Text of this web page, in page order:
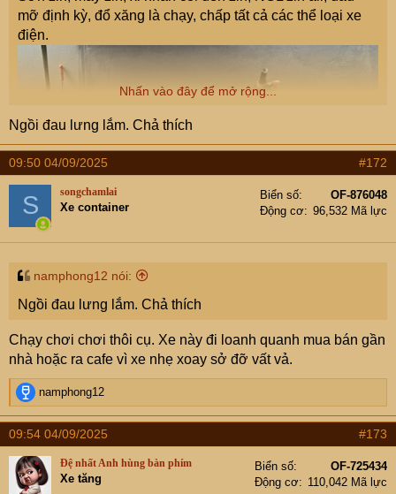
mỡ định kỳ, đổ xăng là chạy, chấp tất cả các thể loại xe
điện.
Nhấn vào đây để mở rộng...
Ngồi đau lưng lắm. Chả thích
09:50 04/09/2025 #172
S songchamlai
Xe container
Biển số
OF-876048
Động cơ
96,532 Mã lực
namphong12 nói:
Ngồi đau lưng lắm. Chả thích
Chạy chơi chơi thôi cụ. Xe này đi loanh quanh mua bán gần
nhà hoặc ra cafe vì xe nhẹ xoay sở đỡ vất vả.
R
e
a
c
t
i
o
namphong12
09:54 04/09/2025 #173
Đệ nhất Anh hùng bàn phím
Xe tăng
Biển số
OF-725434
Động cơ
110,042 Mã lực